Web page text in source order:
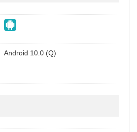
Android 10.0 (Q)